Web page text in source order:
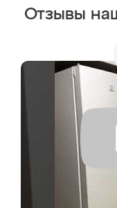
Отзывы